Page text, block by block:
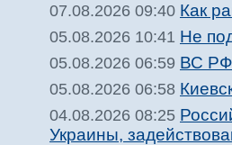
07.08.2026 09:40 Как
05.08.2026 10:41 Не
05.08.2026 06:59 ВС РФ
05.08.2026 06:58
04.08.2026 08:25
Украины,